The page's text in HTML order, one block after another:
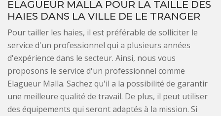
ELAGUEUR MALLA POUR LA TAILLE DES
HAIES DANS LA VILLE DE LE TRANGER
Pour tailler les haies, il est préférable de solliciter le
service d'un professionnel qui a plusieurs années
d'expérience dans le secteur. Ainsi, nous vous
proposons le service d'un professionnel comme
Elagueur Malla. Sachez qu'il a la possibilité de garantir
une meilleure qualité de travail. De plus, il peut utiliser
des équipements qui seront adaptés à la mission. Si